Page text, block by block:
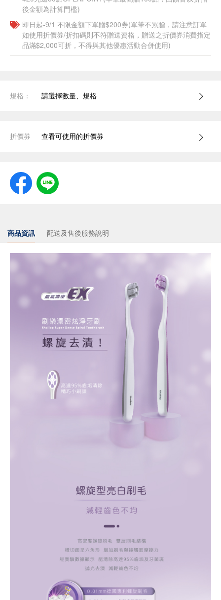
後金額為計算門檻)
即日起-9/1 不限金額下單贈$200券(單筆不累贈，請注意訂單
如使用折價券/折扣碼則不符贈送資格，贈送之折價券消費指定
品滿$2,000可折，不得與其他優惠活動合併使用)
規格： 請選擇數量、規格
折價券 查看可使用的折價券
商品資訊 配送及售後服務說明